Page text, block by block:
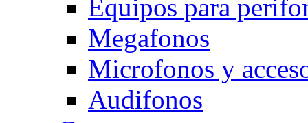
Equipos para
Megafonos
Microfonos y
Audifonos